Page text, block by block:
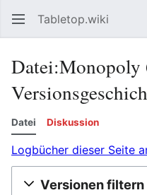
Tabletop.wiki
Datei:Monopoly
Datei Diskussion
Logbücher dieser Seite
Versionen filtern